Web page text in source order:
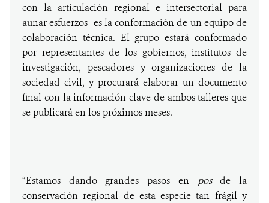
con la articulación regional e intersectorial para
aunar esfuerzos- es la conformación de un equipo de
colaboración técnica. El grupo estará conformado
por representantes de los gobiernos, institutos de
investigación, pescadores y organizaciones de la
sociedad civil, y procurará elaborar un documento
final con la información clave de ambos talleres que
se publicará en los próximos meses.
“Estamos dando grandes pasos en posde la
conservación regional de esta especie tan frágil y